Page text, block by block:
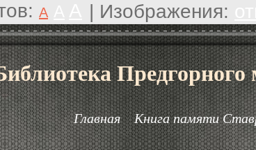
A | Изображения:
Главная Книга памяти